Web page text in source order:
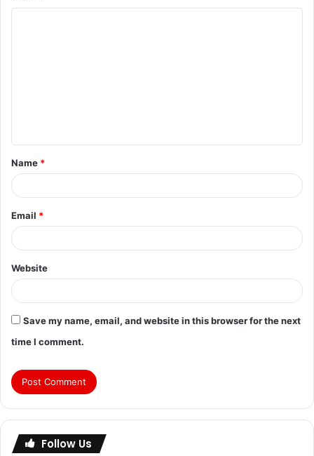
Name *
Email *
Website
Save my name, email, and website in this browser for the next
time I comment.
Follow Us